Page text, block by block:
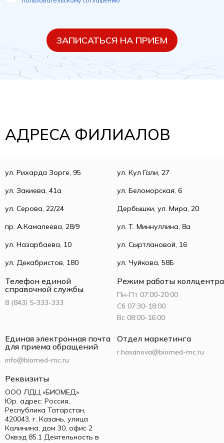
ЗАПИСАТЬСЯ НА ПРИЕМ
АДРЕСА ФИЛИАЛОВ
ул. Рихарда Зорге, 95
ул. Кул Гали, 27
ул. Закиева, 41а
ул. Беломорская, 6
ул. Серова, 22/24
Дербышки, ул. Мира, 20
пр. А.Камалеева, 28/9
ул. Т. Миннуллина, 8а
ул. Назарбаева, 10
ул. Сыртлановой, 16
ул. Декабристов, 180
ул. Чуйкова, 58Б
Телефон единой
справочной службы
8 (843) 5-333-333
Режим работы коллцентра
Пн-Пт 07:00-20:00
Сб 07:30-18:00
Вс 08:00-16:00
Единая электронная почта
для приема обращений
info@biomed-mc.ru
Отдел маркетинга
r.hasanova@biomed-mc.ru
Реквизиты
ООО ЛДЦ «БИОМЕД»
Юр. адрес: Россия,
Республика Татарстан,
420043, г. Казань, улица
Калинина, дом 30, офис 2
Оквэд 85.1 Деятельность в